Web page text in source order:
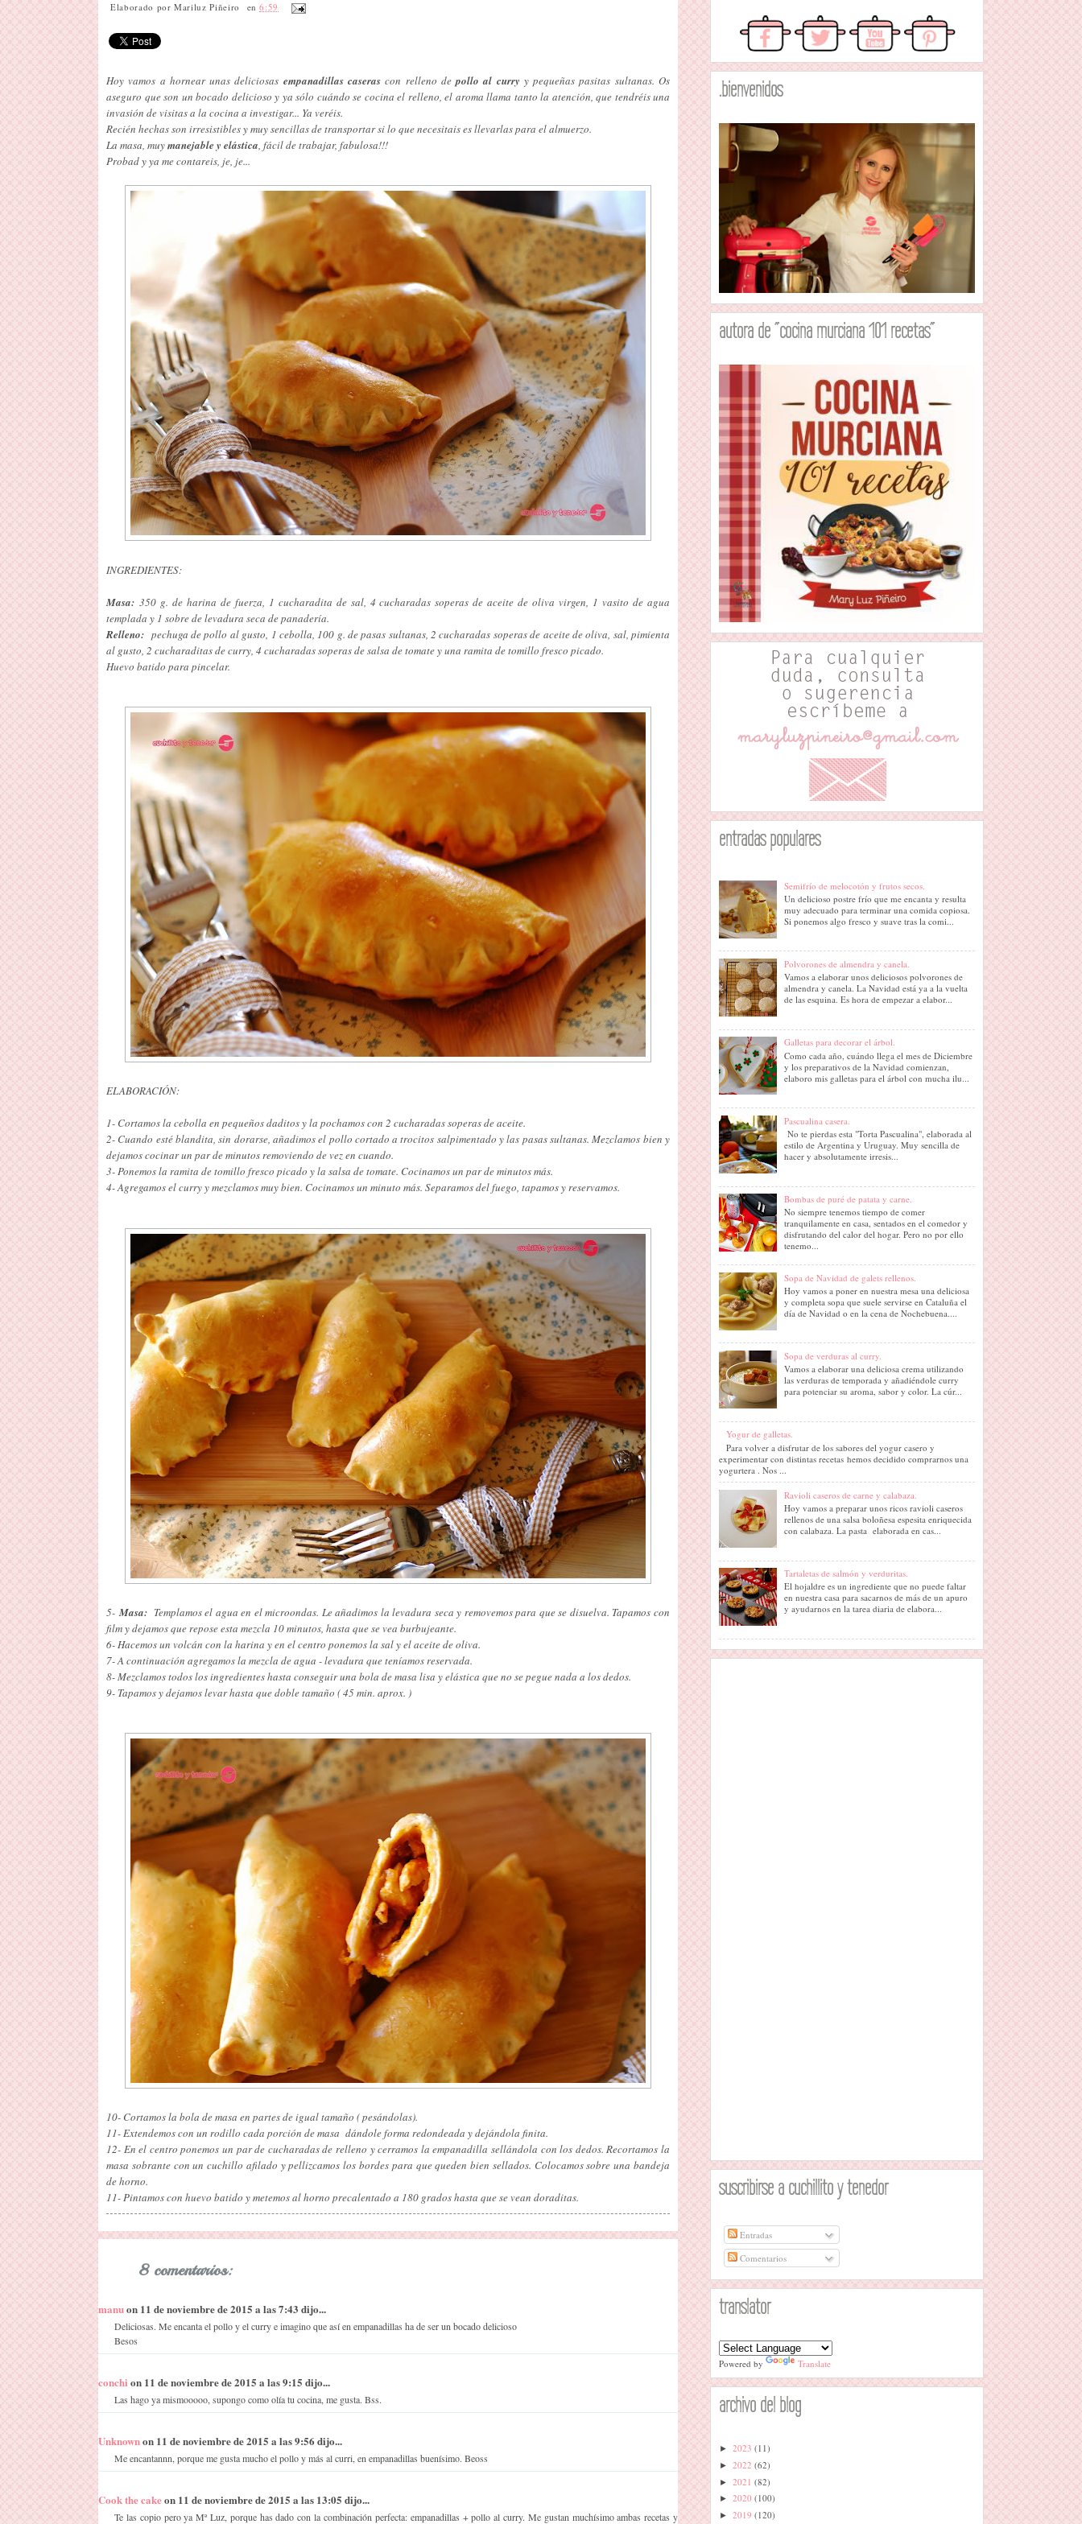
Elaborado porMariluz Piñeiro en6:59
Hoy vamos a hornear unas deliciosas empanadillas caserascon relleno depollo al curry y pequeñas pasitas sultanas. Os
aseguro que son un bocado delicioso y ya sólo cuándo se cocina el relleno, el aroma llama tanto la atención, que tendréis una
invasión de visitas a la cocina a investigar... Ya veréis.
Recién hechas son irresistibles y muy sencillas de transportar si lo que necesitais es llevarlas para el almuerzo.
La masa, muymanejable y elástica, fácil de trabajar, fabulosa!!!
Probad y ya me contareis, je, je...
INGREDIENTES:
Masa: 350 g. de harina de fuerza, 1 cucharadita de sal, 4 cucharadas soperas de aceite de oliva virgen, 1 vasito de agua
templada y 1 sobre de levadura seca de panadería.
Relleno: pechuga de pollo al gusto, 1 cebolla, 100 g. de pasas sultanas, 2 cucharadas soperas de aceite de oliva, sal, pimienta
al gusto, 2 cucharaditas de curry, 4 cucharadas soperas de salsa de tomate y una ramita de tomillo fresco picado.
Huevo batido para pincelar.
ELABORACIÓN:
1- Cortamos la cebolla en pequeños daditos y la pochamos con 2 cucharadas soperas de aceite.
2- Cuando esté blandita, sin dorarse, añadimos el pollo cortado a trocitos salpimentado y las pasas sultanas. Mezclamos bien y
dejamos cocinar un par de minutos removiendo de vez en cuando.
3- Ponemos la ramita de tomillo fresco picado y la salsa de tomate. Cocinamos un par de minutos más.
4- Agregamos el curry y mezclamos muy bien. Cocinamos un minuto más. Separamos del fuego, tapamos y reservamos.
5- Masa:Templamos el agua en el microondas. Le añadimos la levadura seca y removemos para que se disuelva. Tapamos con
film y dejamos que repose esta mezcla 10 minutos, hasta que se vea burbujeante.
6- Hacemos un volcán con la harina y en el centro ponemos la sal y el aceite de oliva.
7- A continuación agregamos la mezcla de agua - levadura que teníamos reservada.
8- Mezclamos todos los ingredientes hasta conseguir una bola de masa lisa y elástica que no se pegue nada a los dedos.
9- Tapamos y dejamos levar hasta que doble tamaño ( 45 min. aprox. )
10- Cortamos la bola de masa en partes de igual tamaño ( pesándolas).
11- Extendemos con un rodillo cada porción de masa dándole forma redondeada y dejándola finita.
12- En el centro ponemos un par de cucharadas de relleno y cerramos la empanadilla sellándola con los dedos. Recortamos la
masa sobrante con un cuchillo afilado y pellizcamos los bordes para que queden bien sellados. Colocamos sobre una bandeja
de horno.
11- Pintamos con huevo batido y metemos al horno precalentado a 180 grados hasta que se vean doraditas.
8 comentarios:
manuon 11 de noviembre de 2015 a las 7:43 dijo...
Deliciosas. Me encanta el pollo y el curry e imagino que así en empanadillas ha de ser un bocado delicioso
Besos
conchi on 11 de noviembre de 2015 a las 9:15 dijo...
Las hago ya mismooooo, supongo como olía tu cocina, me gusta. Bss.
Unknownon 11 de noviembre de 2015 a las 9:56 dijo...
Me encantannn, porque me gusta mucho el pollo y más al curri, en empanadillas buenísimo. Beoss
Cook the cakeon 11 de noviembre de 2015 a las 13:05 dijo...
Te las copio pero ya Mª Luz, porque has dado con la combinación perfecta: empanadillas + pollo al curry. Me gustan muchísimo ambas recetas y
.bienvenidos
autora de "cocina murciana 101 recetas"
entradas populares
Semifrío de melocotón y frutos secos.
Un delicioso postre frío que me encanta y resulta
muy adecuado para terminar una comida copiosa.
Si ponemos algo fresco y suave tras la comi...
Polvorones de almendra y canela.
Vamos a elaborar unos deliciosos polvorones de
almendra y canela. La Navidad está ya a la vuelta
de las esquina. Es hora de empezar a elabor...
Galletas para decorar el árbol.
Como cada año, cuándo llega el mes de Diciembre
y los preparativos de la Navidad comienzan,
elaboro mis galletas para el árbol con mucha ilu...
Pascualina casera.
No te pierdas esta "Torta Pascualina", elaborada al
estilo de Argentina y Uruguay. Muy sencilla de
hacer y absolutamente irresis...
Bombas de puré de patata y carne.
No siempre tenemos tiempo de comer
tranquilamente en casa, sentados en el comedor y
disfrutando del calor del hogar. Pero no por ello
tenemo...
Sopa de Navidad de galets rellenos.
Hoy vamos a poner en nuestra mesa una deliciosa
y completa sopa que suele servirse en Cataluña el
día de Navidad o en la cena de Nochebuena....
Sopa de verduras al curry.
Vamos a elaborar una deliciosa crema utilizando
las verduras de temporada y añadiéndole curry
para potenciar su aroma, sabor y color. La cúr...
Yogur de galletas.
Para volver a disfrutar de los sabores del yogur casero y
experimentar con distintas recetas hemos decidido comprarnos una
yogurtera . Nos ...
Ravioli caseros de carne y calabaza.
Hoy vamos a preparar unos ricos ravioli caseros
rellenos de una salsa boloñesa espesita enriquecida
con calabaza. La pasta elaborada en cas...
Tartaletas de salmón y verduritas.
El hojaldre es un ingrediente que no puede faltar
en nuestra casa para sacarnos de más de un apuro
y ayudarnos en la tarea diaria de elabora...
suscribirse a cuchillito y tenedor
Entradas
Comentarios
translator
Powered by Translate
archivo del blog
► 2023 (11)
► 2022 (62)
► 2021 (82)
► 2020 (100)
► 2019 (120)